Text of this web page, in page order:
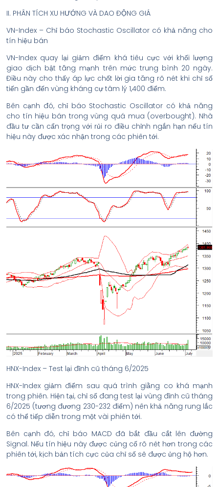
II. PHÂN TÍCH XU HƯỚNG VÀ DAO ĐỘNG GIÁ
VN-Index – Chỉ báo Stochastic Oscillator có khả năng cho
tín hiệu bán
VN-Index quay lại giảm điểm khá tiêu cực với khối lượng
giao dịch bật tăng mạnh trên mức trung bình 20 ngày.
Điều này cho thấy áp lực chốt lời gia tăng rõ nét khi chỉ số
tiến gần đến vùng kháng cự tâm lý 1,400 điểm.
Bên cạnh đó, chỉ báo Stochastic Oscillator có khả năng
cho tín hiệu bán trong vùng quá mua (overbought). Nhà
đầu tư cần cẩn trọng với rủi ro điều chỉnh ngắn hạn nếu tín
hiệu này được xác nhận trong các phiên tới.
HNX-Index – Test lại đỉnh cũ tháng 6/2025
HNX-Index giảm điểm sau quá trình giằng co khá mạnh
trong phiên. Hiện tại, chỉ số đang test lại vùng đỉnh cũ tháng
6/2025 (tương đương 230-232 điểm) nên khả năng rung lắc
có thể tiếp diễn trong một vài phiên tới.
Bên cạnh đó, chỉ báo MACD đã bắt đầu cắt lên đường
Signal. Nếu tín hiệu này được củng cố rõ nét hơn trong các
phiên tới, kịch bản tích cực của chỉ số sẽ được ủng hộ hơn.